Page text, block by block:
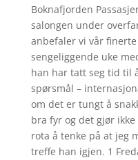
Boknafjorden
salongen under
anbefaler vi vår finerte
sengeliggende uke
han har tatt seg tid til
spørsmål –
om det er tungt å
bra fyr og det gjør
rota å tenke på at jeg
treffe han igjen. 1